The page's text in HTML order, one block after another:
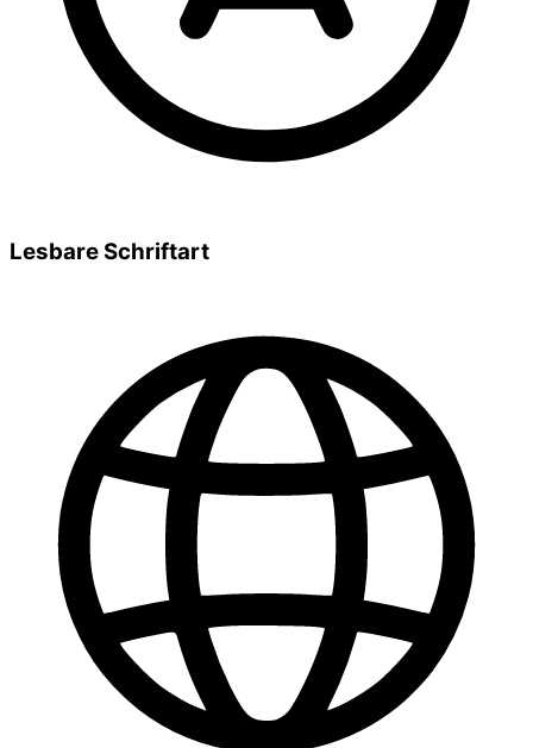
Lesbare Schriftart